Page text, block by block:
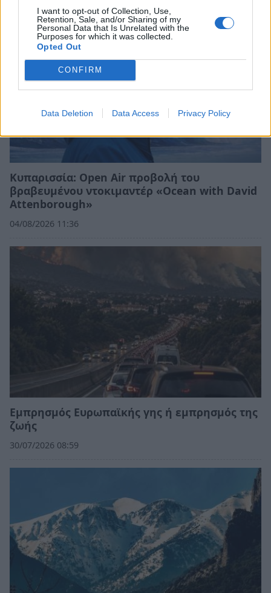
I want to opt-out of Collection, Use,
Retention, Sale, and/or Sharing of my
Personal Data that Is Unrelated with the
Purposes for which it was collected.
Opted Out
CONFIRM
Data Deletion Data Access Privacy Policy
Κυπαρισσία: Open Air προβολή του
βραβευμένου ντοκιμαντέρ «Ocean with David
Attenborough»
04/08/2026 11:36
Εμπρησμός Ευρωπαϊκής γης ή εμπρησμός της
ζωής
30/07/2026 08:59